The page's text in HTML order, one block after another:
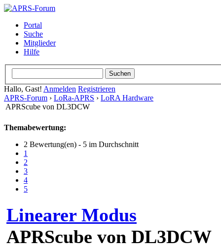
Portal
Suche
Mitglieder
Hilfe
Hallo, Gast! Anmelden Registrieren
APRS-Forum › LoRa-APRS › LoRA Hardware
APRScube von DL3DCW
Themabewertung:
2 Bewertung(en) - 5 im Durchschnitt
1
2
3
4
5
Linearer Modus
APRScube von DL3DCW